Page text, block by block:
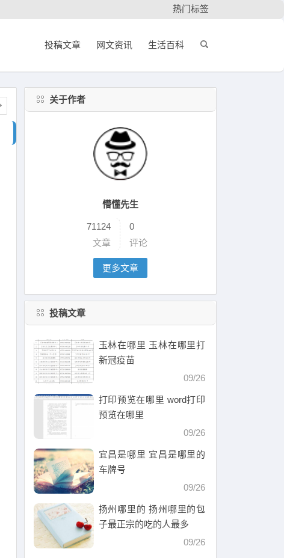
热门标签
投稿文章 网文资讯 生活百科
关于作者
懵懂先生
71124
文章
0
评论
更多文章
投稿文章
玉林在哪里 玉林在哪里打
新冠疫苗
09/26
打印预览在哪里 word打印
预览在哪里
09/26
宜昌是哪里 宜昌是哪里的
车牌号
09/26
扬州哪里的 扬州哪里的包
子最正宗的吃的人最多
09/26